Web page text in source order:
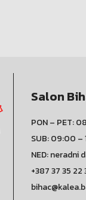
Salon
PON – PET:
SUB: 09:00 –
NED: neradni
+387 37 35 22